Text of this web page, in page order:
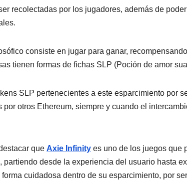
recolectadas por los jugadores, además de
consiste en jugar para ganar,
tienen formas de fichas SLP (Poción de amor
SLP pertenecientes a este esparcimiento por
por otros Ethereum, siempre y cuando el
que Axie Infinity es uno de los juegos que
partiendo desde la experiencia del usuario hasta
cuidadosa dentro de su esparcimiento, por